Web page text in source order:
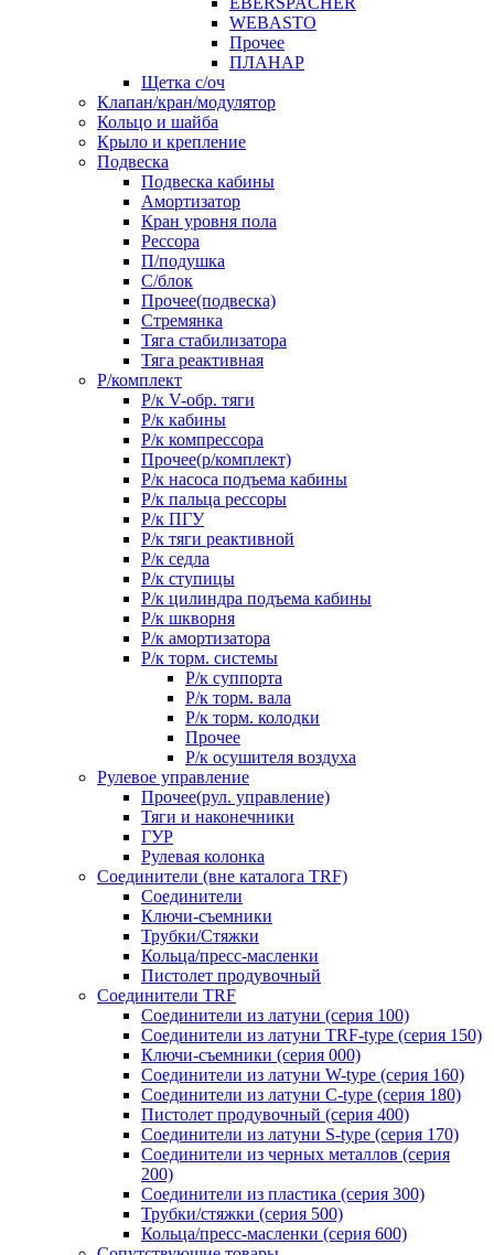
WEBASTO
Прочее
ПЛАНАР
Щетка с/оч
Клапан/кран/модулятор
Кольцо и шайба
Крыло и крепление
Подвеска
Подвеска кабины
Амортизатор
Кран уровня пола
Рессора
П/подушка
С/блок
Прочее(подвеска)
Стремянка
Тяга стабилизатора
Тяга реактивная
Р/комплект
Р/к V-обр. тяги
Р/к кабины
Р/к компрессора
Прочее(р/комплект)
Р/к насоса подъема кабины
Р/к пальца рессоры
Р/к ПГУ
Р/к тяги реактивной
Р/к седла
Р/к ступицы
Р/к цилиндра подъема кабины
Р/к шкворня
Р/к амортизатора
Р/к торм. системы
Р/к суппорта
Р/к торм. вала
Р/к торм. колодки
Прочее
Р/к осушителя воздуха
Рулевое управление
Прочее(рул. управление)
Тяги и наконечники
ГУР
Рулевая колонка
Соединители (вне каталога TRF)
Соединители
Ключи-cъемники
Трубки/Стяжки
Кольца/пресс-масленки
Пистолет продувочный
Соединители TRF
Соединители из латуни (серия 100)
Соединители из латуни TRF-type (серия 150)
Ключи-съемники (серия 000)
Соединители из латуни W-type (серия 160)
Соединители из латуни С-type (серия 180)
Пистолет продувочный (серия 400)
Соединители из латуни S-type (серия 170)
Соединители из черных металлов (серия
200)
Соединители из пластика (серия 300)
Трубки/стяжки (серия 500)
Кольца/пресс-масленки (серия 600)